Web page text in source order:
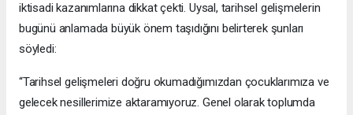
iktisadi kazanımlarına dikkat çekti. Uysal, tarihsel gelişmelerin
bugünü anlamada büyük önem taşıdığını belirterek şunları
söyledi:
“Tarihsel gelişmeleri doğru okumadığımızdan çocuklarımıza ve
gelecek nesillerimize aktaramıyoruz. Genel olarak toplumda